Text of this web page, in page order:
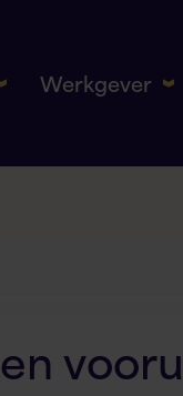
Werkgever